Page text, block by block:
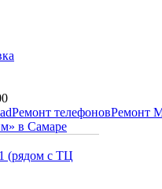
Ремонт телефоновРемонт
(рядом с ТЦ